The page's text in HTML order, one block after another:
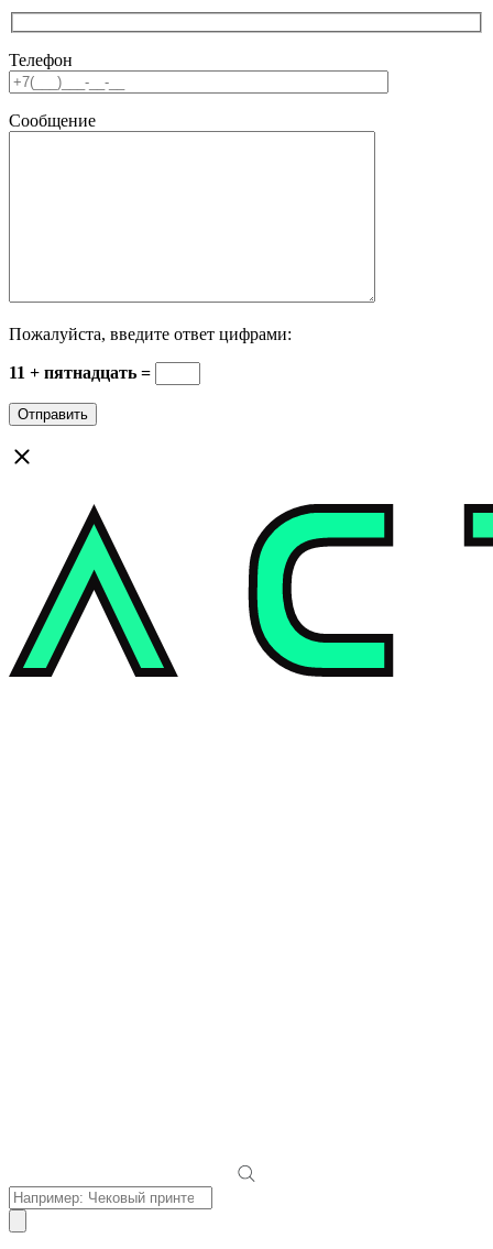
Телефон
Сообщение
Пожалуйста, введите ответ цифрами:
11 + пятнадцать =
Поиск
товаров